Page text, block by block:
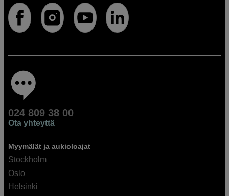
024 809 38 00
Ota yhteyttä
Myymälät ja aukioloajat
Stockholm
Oslo
Helsinki